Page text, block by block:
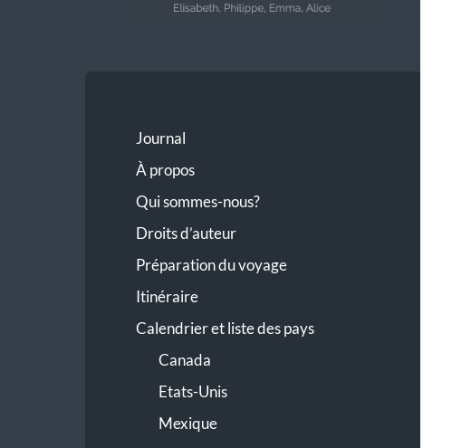
Journal
À propos
Qui sommes-nous?
Droits d’auteur
Préparation du voyage
Itinéraire
Calendrier et liste des pays
Canada
Etats-Unis
Mexique